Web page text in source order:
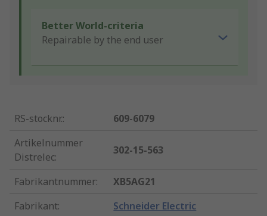
Better World-criteria
Repairable by the end user
RS-stocknr.:
609-6079
Artikelnummer
Distrelec:
302-15-563
Fabrikantnummer:
XB5AG21
Fabrikant: Schneider Electric